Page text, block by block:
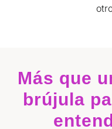
Más que
brújula